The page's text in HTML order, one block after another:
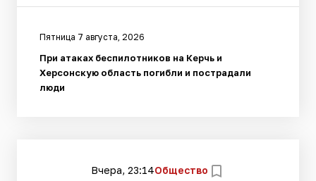
Пятница 7 августа, 2026
При атаках беспилотников на Керчь и
Херсонскую область погибли и пострадали
люди
Вчера, 23:14Общество